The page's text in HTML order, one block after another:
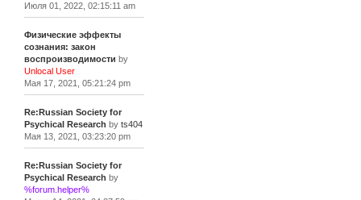
Июля 01, 2022, 02:15:11 am
Физические эффекты
сознания: закон
воспроизводимости by
Unlocal User
Мая 17, 2021, 05:21:24 pm
Re:Russian Society for
Psychical Research by ts404
Мая 13, 2021, 03:23:20 pm
Re:Russian Society for
Psychical Research by
%forum.helper%